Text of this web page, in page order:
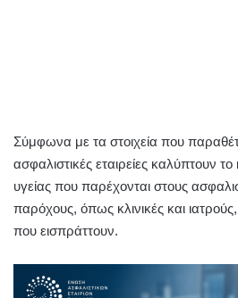
Σύμφωνα με τα στοιχεία που
ασφαλιστικές εταιρείες καλύπτουν
υγείας που παρέχονται στους
παρόχους, όπως κλινικές και
που εισπράττουν.